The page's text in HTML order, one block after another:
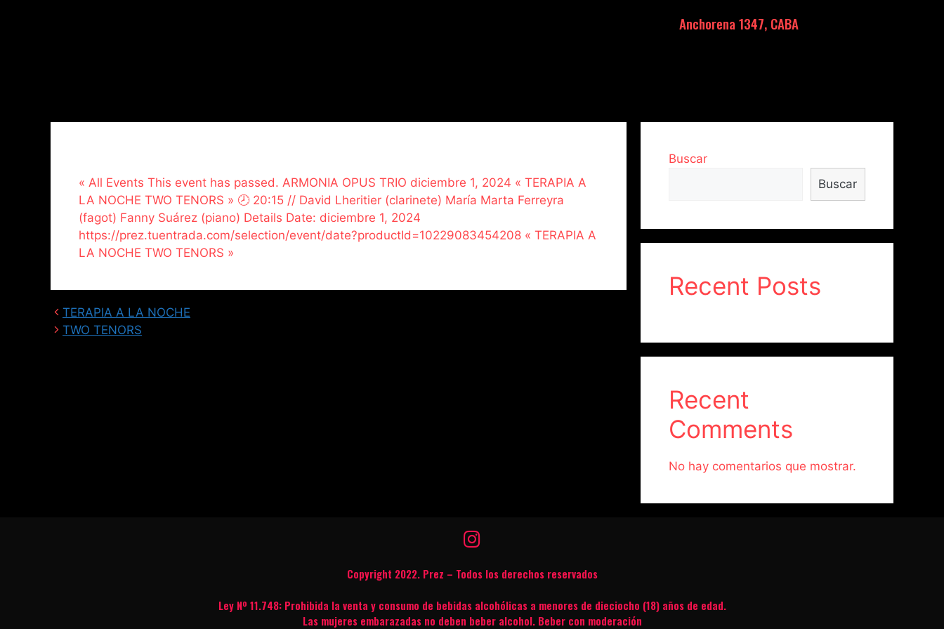
Anchorena 1347, CABA
« All Events This event has passed. ARMONIA OPUS TRIO diciembre 1, 2024 « TERAPIA A
LA NOCHE TWO TENORS » 🕗 20:15 // David Lheritier (clarinete) María Marta Ferreyra
(fagot) Fanny Suárez (piano) Details Date: diciembre 1, 2024
https://prez.tuentrada.com/selection/event/date?productId=10229083454208 « TERAPIA A
LA NOCHE TWO TENORS »
TERAPIA A LA NOCHE
TWO TENORS
Buscar
Buscar
Recent Posts
Recent
Comments
No hay comentarios que mostrar.
Copyright 2022. Prez – Todos los derechos reservados
Ley Nº 11.748: Prohibida la venta y consumo de bebidas alcohólicas a menores de dieciocho (18) años de edad.
Las mujeres embarazadas no deben beber alcohol. Beber con moderación